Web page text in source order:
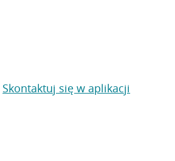
Skontaktuj się w aplikacji